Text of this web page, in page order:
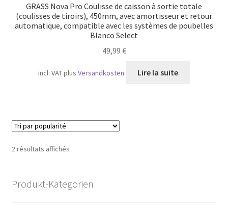
GRASS Nova Pro Coulisse de caisson à sortie totale
(coulisses de tiroirs), 450mm, avec amortisseur et retour
automatique, compatible avec les systèmes de poubelles
Blanco Select
49,99 €
incl. VATplusVersandkosten Lire la suite
2 résultats affichésTrié
Produkt-Kategorien